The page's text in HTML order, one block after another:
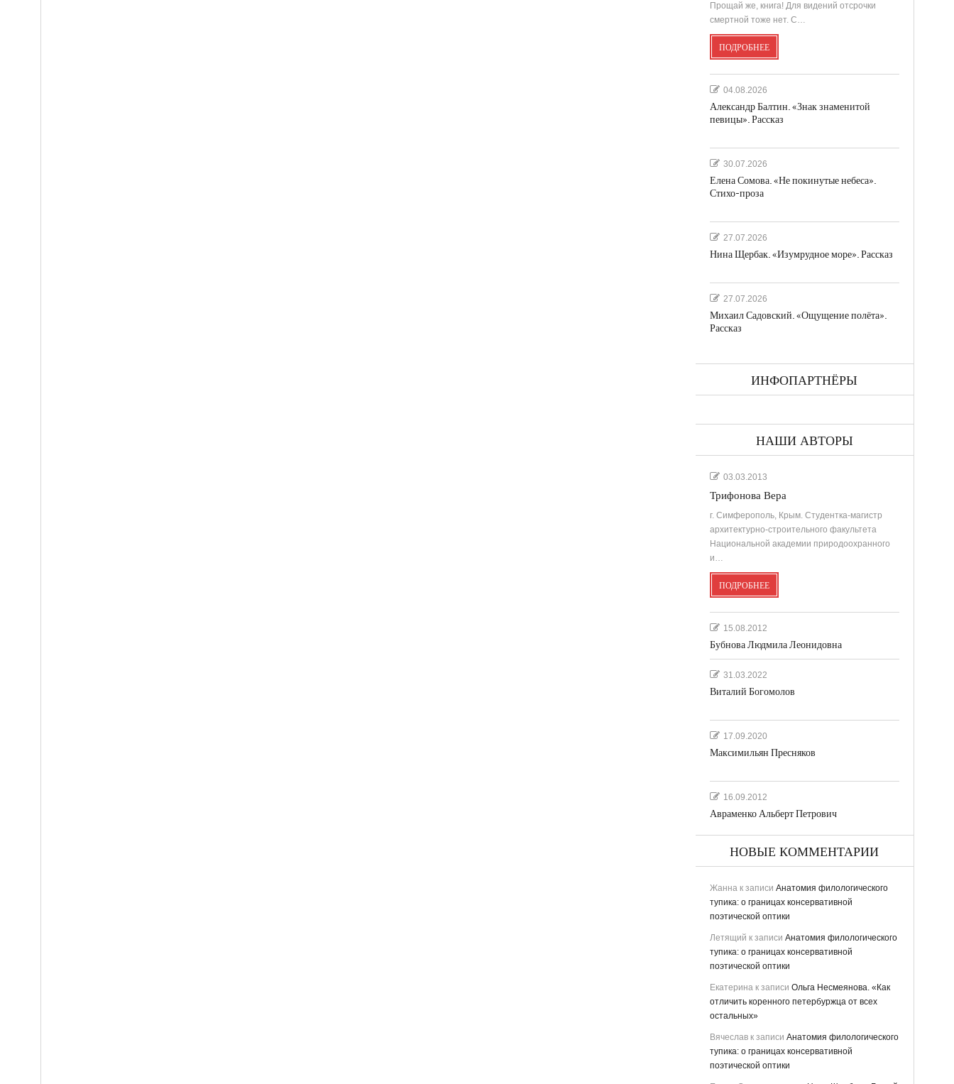
Прощай же, книга! Для видений отсрочки
смертной тоже нет. С…
ПОДРОБНЕЕ
04.08.2026
Александр Балтин. «Знак знаменитой
певицы». Рассказ
30.07.2026
Елена Сомова. «Не покинутые небеса».
Стихо-проза
27.07.2026
Нина Щербак. «Изумрудное море». Рассказ
27.07.2026
Михаил Садовский. «Ощущение полёта».
Рассказ
ИНФОПАРТНЁРЫ
НАШИ АВТОРЫ
03.03.2013
Трифонова Вера
г. Симферополь, Крым. Студентка-магистр
архитектурно-строительного факультета
Национальной академии природоохранного
и…
ПОДРОБНЕЕ
15.08.2012
Бубнова Людмила Леонидовна
31.03.2022
Виталий Богомолов
17.09.2020
Максимильян Пресняков
16.09.2012
Авраменко Альберт Петрович
НОВЫЕ КОММЕНТАРИИ
Жаннак записи Анатомия филологического
тупика: о границах консервативной
поэтической оптики
Летящий к записи Анатомия филологического
тупика: о границах консервативной
поэтической оптики
Екатеринак записи Ольга Несмеянова. «Как
отличить коренного петербуржца от всех
остальных»
Вячеславк записи Анатомия филологического
тупика: о границах консервативной
поэтической оптики